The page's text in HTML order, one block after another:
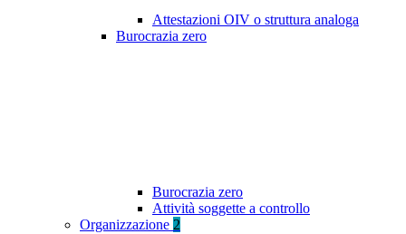
Attestazioni OIV o struttura analoga
Burocrazia zero
Burocrazia zero
Attività soggette a controllo
Organizzazione 2